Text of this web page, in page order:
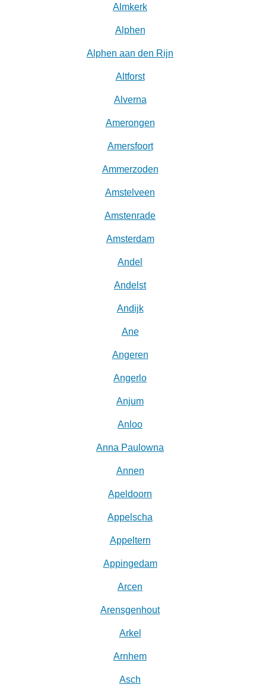
Almkerk
Alphen
Alphen aan den Rijn
Altforst
Alverna
Amerongen
Amersfoort
Ammerzoden
Amstelveen
Amstenrade
Amsterdam
Andel
Andelst
Andijk
Ane
Angeren
Angerlo
Anjum
Anloo
Anna Paulowna
Annen
Apeldoorn
Appelscha
Appeltern
Appingedam
Arcen
Arensgenhout
Arkel
Arnhem
Asch